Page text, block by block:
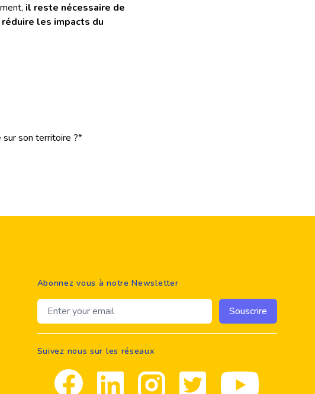
il reste nécessaire de
les impacts du
sur son territoire ?*
Abonnez vous à notre Newsletter
Email address Souscrire
Suivez nous sur les réseaux
Facebook Linkedin Instagram Twitter youtube